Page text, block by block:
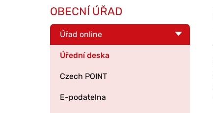
OBECNÍ ÚŘAD
Úřad online
Úřední deska
Czech POINT
E-podatelna